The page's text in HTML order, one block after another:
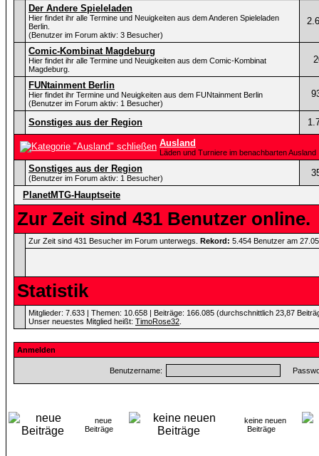
Der Andere Spieleladen
Hier findet ihr alle Termine und Neuigkeiten aus dem Anderen Spieleladen
Berlin.
(Benutzer im Forum aktiv: 3 Besucher)
Comic-Kombinat Magdeburg
Hier findet ihr alle Termine und Neuigkeiten aus dem Comic-Kombinat
Magdeburg.
FUNtainment Berlin
Hier findet ihr Termine und Neuigkeiten aus dem FUNtainment Berlin
(Benutzer im Forum aktiv: 1 Besucher)
Sonstiges aus der Region
Ausland
Läden und Turniere im benachbarten Ausland
Sonstiges aus der Region
(Benutzer im Forum aktiv: 1 Besucher)
PlanetMTG-Hauptseite
Zur Zeit sind 431 Benutzer online.
Zur Zeit sind 431 Besucher im Forum unterwegs. Rekord: 5.454 Benutzer am
Statistik
Mitglieder: 7.633 | Themen: 10.658 | Beiträge: 166.085 (durchschnittlich 23,87
Unser neuestes Mitglied heißt: TimoRose32
Anmelden
Benutzername:
neue
Beiträge
keine neuen
Beiträge